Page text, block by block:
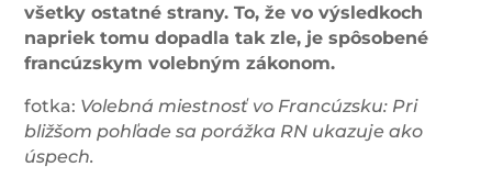
všetky ostatné strany. To, že vo výsledkoch
napriek tomu dopadla tak zle, je spôsobené
francúzskym volebným zákonom.
fotka: Volebná miestnosť vo Francúzsku: Pri
bližšom pohľade sa porážka RN ukazuje ako
úspech.